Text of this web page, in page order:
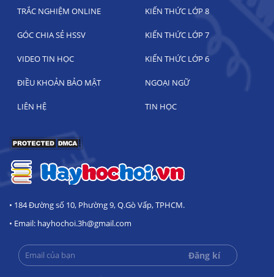
TRẮC NGHIỆM ONLINE KIẾN THỨC LỚP 8
GÓC CHIA SẺ HSSV KIẾN THỨC LỚP 7
VIDEO TIN HỌC KIẾN THỨC LỚP 6
ĐIỀU KHOẢN BẢO MẬT NGOẠI NGỮ
LIÊN HỆ TIN HỌC
• 184 Đường số 10, Phường 9, Q.Gò Vấp, TPHCM.
• Email: hayhochoi.3h@gmail.com